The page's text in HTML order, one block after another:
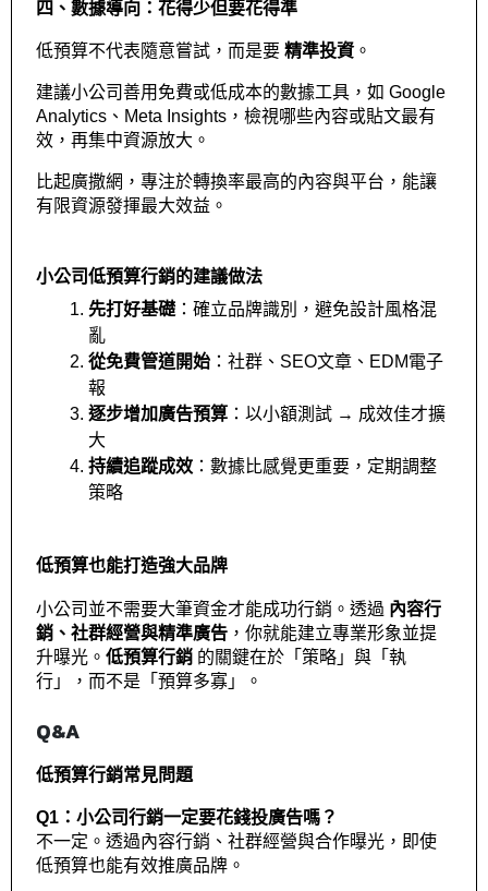
四、數據導向：花得少但要花得準
低預算不代表隨意嘗試，而是要 精準投資。
建議小公司善用免費或低成本的數據工具，如 Google
Analytics、Meta Insights，檢視哪些內容或貼文最有
效，再集中資源放大。
比起廣撒網，專注於轉換率最高的內容與平台，能讓
有限資源發揮最大效益。
小公司低預算行銷的建議做法
先打好基礎：確立品牌識別，避免設計風格混
亂
從免費管道開始：社群、SEO文章、EDM電子
報
逐步增加廣告預算：以小額測試 → 成效佳才擴
大
持續追蹤成效：數據比感覺更重要，定期調整
策略
低預算也能打造強大品牌
小公司並不需要大筆資金才能成功行銷。透過 內容行
銷、社群經營與精準廣告，你就能建立專業形象並提
升曝光。 低預算行銷 的關鍵在於「策略」與「執
行」，而不是「預算多寡」。
Q&A
低預算行銷常見問題
Q1：小公司行銷一定要花錢投廣告嗎？
不一定。透過內容行銷、社群經營與合作曝光，即使
低預算也能有效推廣品牌。